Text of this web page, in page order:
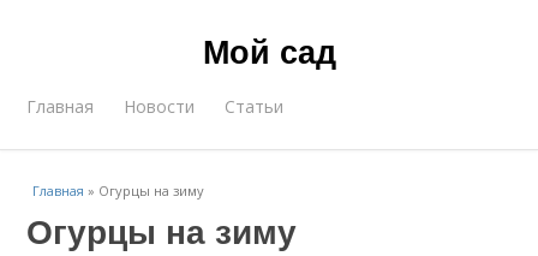
Мой сад
Главная Новости Статьи
Главная » Огурцы на зиму
Огурцы на зиму